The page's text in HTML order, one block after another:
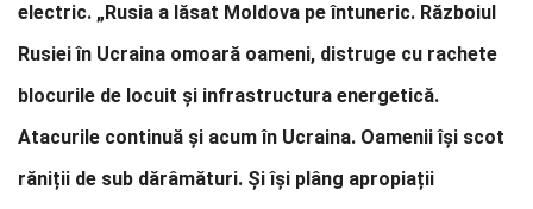
electric. „Rusia a lăsat Moldova pe întuneric. Războiul
Rusiei în Ucraina omoară oameni, distruge cu rachete
blocurile de locuit și infrastructura energetică.
Atacurile continuă și acum în Ucraina. Oamenii își scot
răniții de sub dărâmături. Și își plâng apropiații